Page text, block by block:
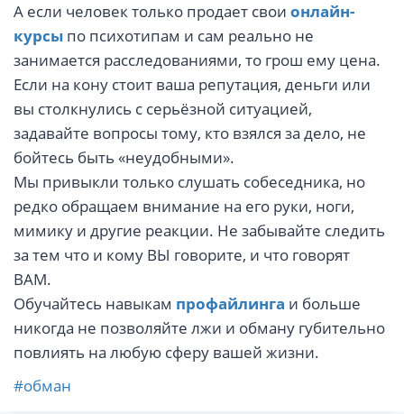
А если человек только продает свои онлайн-
курсы по психотипам и сам реально не
занимается расследованиями, то грош ему цена.
Если на кону стоит ваша репутация, деньги или
вы столкнулись с серьёзной ситуацией,
задавайте вопросы тому, кто взялся за дело, не
бойтесь быть «неудобными».
Мы привыкли только слушать собеседника, но
редко обращаем внимание на его руки, ноги,
мимику и другие реакции. Не забывайте следить
за тем что и кому ВЫ говорите, и что говорят
ВАМ.
Обучайтесь навыкам профайлинга и больше
никогда не позволяйте лжи и обману губительно
повлиять на любую сферу вашей жизни.
Метки
#обман